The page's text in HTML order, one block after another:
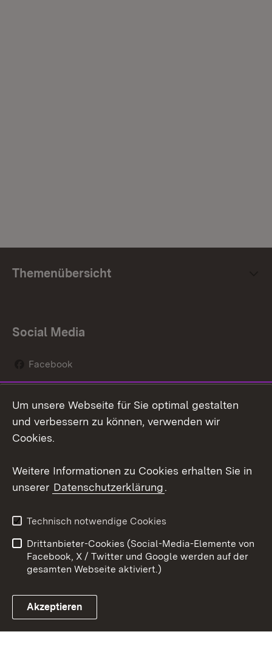
Themenübersicht
Social Media
Facebook
Social Wall
Youtube
Link zum Landesportal
Kontakt
Datenschutz
Barrierefreiheit
Impressum Cookies
Um unsere Webseite für Sie optimal gestalten
und verbessern zu können, verwenden wir
Cookies.
Weitere Informationen zu Cookies erhalten Sie in
unserer Datenschutzerklärung.
Technisch notwendige Cookies
Drittanbieter-Cookies (Social-Media-Elemente von
Facebook, X / Twitter und Google werden auf der
gesamten Webseite aktiviert.)
Akzeptieren